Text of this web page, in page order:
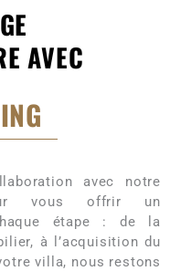
AVEC
avec notre
vous offrir un
étape : de la
à l’acquisition du
villa, nous restons